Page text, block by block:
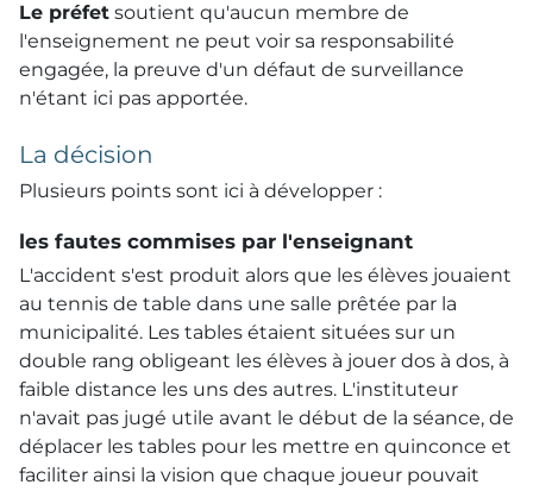
Le préfet soutient qu'aucun membre de
l'enseignement ne peut voir sa responsabilité
engagée, la preuve d'un défaut de surveillance
n'étant ici pas apportée.
La décision
Plusieurs points sont ici à développer :
les fautes commises par l'enseignant
L'accident s'est produit alors que les élèves jouaient
au tennis de table dans une salle prêtée par la
municipalité. Les tables étaient situées sur un
double rang obligeant les élèves à jouer dos à dos, à
faible distance les uns des autres. L'instituteur
n'avait pas jugé utile avant le début de la séance, de
déplacer les tables pour les mettre en quinconce et
faciliter ainsi la vision que chaque joueur pouvait